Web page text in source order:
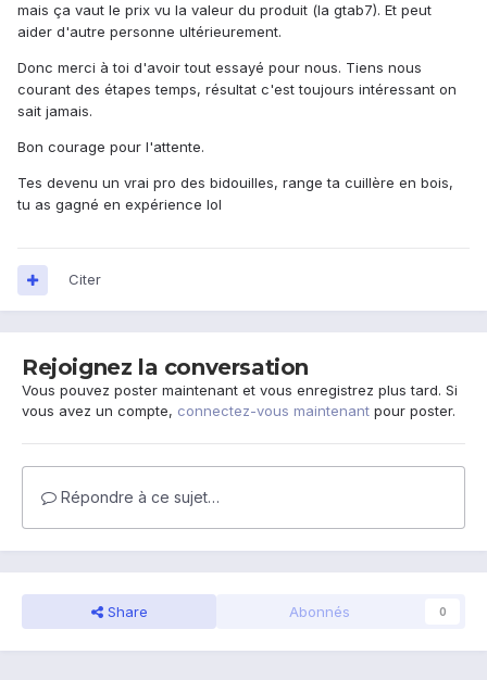
mais ça vaut le prix vu la valeur du produit (la gtab7). Et peut
aider d'autre personne ultérieurement.
Donc merci à toi d'avoir tout essayé pour nous. Tiens nous
courant des étapes temps, résultat c'est toujours intéressant on
sait jamais.
Bon courage pour l'attente.
Tes devenu un vrai pro des bidouilles, range ta cuillère en bois,
tu as gagné en expérience lol
Citer
Rejoignez la conversation
Vous pouvez poster maintenant et vous enregistrez plus tard. Si
vous avez un compte, connectez-vous maintenant pour poster.
Répondre à ce sujet…
Share Abonnés 0